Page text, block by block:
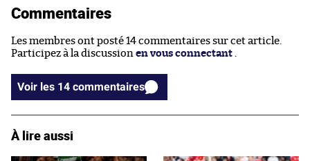
Commentaires
Les membres ont posté 14 commentaires sur cet article.
Participez à la discussion en vous connectant
Voir les 14 commentaires
À lire aussi